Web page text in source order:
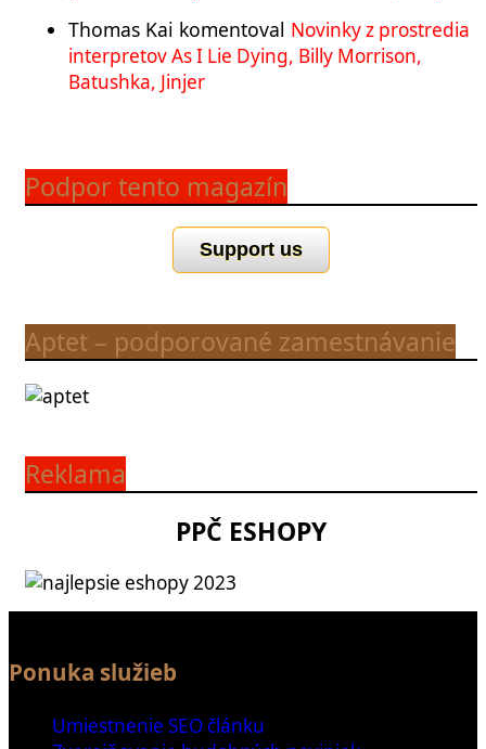
Thomas Kai komentoval Novinky z prostredia
interpretov As I Lie Dying, Billy Morrison,
Batushka, Jinjer
Podpor tento magazín
Support us
Aptet – podporované zamestnávanie
Reklama
PPČ ESHOPY
Ponuka služieb
Umiestnenie SEO článku